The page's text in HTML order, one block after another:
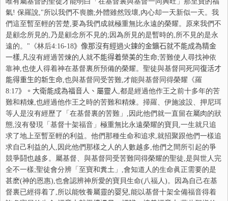
氣! 保羅說,"所以我們不喪膽;外體雖然毁壞,內心却一天新似一天。我
們這至暫至輕的苦楚,要為我們成就極重無比永遠的榮耀。原來我們不
是顧念所見的,乃是顧念所不見的;因為所見的是暫時的,所不見的是永
遠的。"《林后4:16-18》像那沒有經過火鍊的金鑛石就不能成為精金
一樣,凡沒有經過苦煉的人就不能得着榮美的生命;苦難使人尋找神依
靠神,也使人得着神在基督裏所預備的榮耀。聖徒與基督同死同 復活才
能得重生的新生命,也與基督同受苦難,才能與基督同得榮耀《羅
8:17》。大衛能成為福音人、屬靈人,都是經過他作王之前十多年的苦
難和精煉,也經過他作王之時的苦難和精煉。掃羅、伊施波設、押尼珥
等人是沒有經歷了「在基督裏的苦難」,因此他們就一直留在屬肉的狀
態,沒有發現「基督十架福音」極重無比永遠榮耀的寶貝,一生就只追
求了地上至暫至輕的利益。他們那種生命和追求,就招聚跟他們一樣追
求自己利益的人,因此他們那樣之人的人數越多,他們之間所引起的爭
競爭鬪也越多。屬基督、與基督同受苦難同得榮耀的聖徒,是與世人完
全不一樣;聖徒會分辨「至寶和糞土」,會知道人的生命眞正需要的是
甚麽(神的恩惠),也會認辨神所愛的寶貝生命(八福人)。因為自己在基
督裏已經得着了,所以能牧養屬靈的婴兒,能以基督十架全備福音得着